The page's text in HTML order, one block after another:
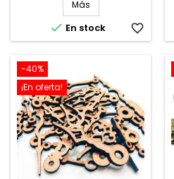
Más
 En stock favorite_border
-40%
¡En oferta!